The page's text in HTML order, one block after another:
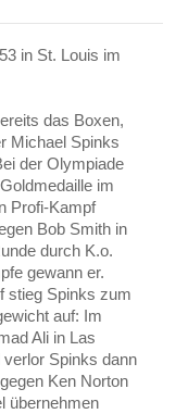
in St. Louis im
das Boxen,
Michael Spinks
der Olympiade
im
Profi-Kampf
Bob Smith in
durch K.o.
gewann er.
stieg Spinks zum
auf: Im
Ali in Las
Spinks dann
Ken Norton
übernehmen